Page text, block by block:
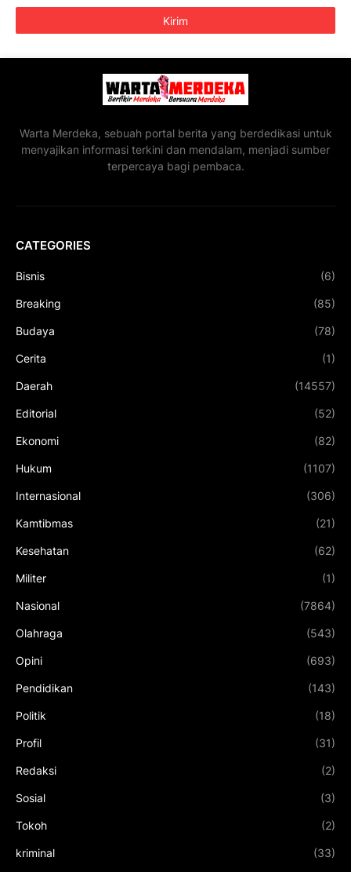
Warta Merdeka, sebuah portal berita yang berdedikasi untuk
menyajikan informasi terkini dan mendalam, menjadi sumber
terpercaya bagi pembaca.
CATEGORIES
Bisnis (6)
Breaking (85)
Budaya (78)
Cerita (1)
Daerah (14557)
Editorial (52)
Ekonomi (82)
Hukum (1107)
Internasional (306)
Kamtibmas (21)
Kesehatan (62)
Militer (1)
Nasional (7864)
Olahraga (543)
Opini (693)
Pendidikan (143)
Politik (18)
Profil (31)
Redaksi (2)
Sosial (3)
Tokoh (2)
kriminal (33)